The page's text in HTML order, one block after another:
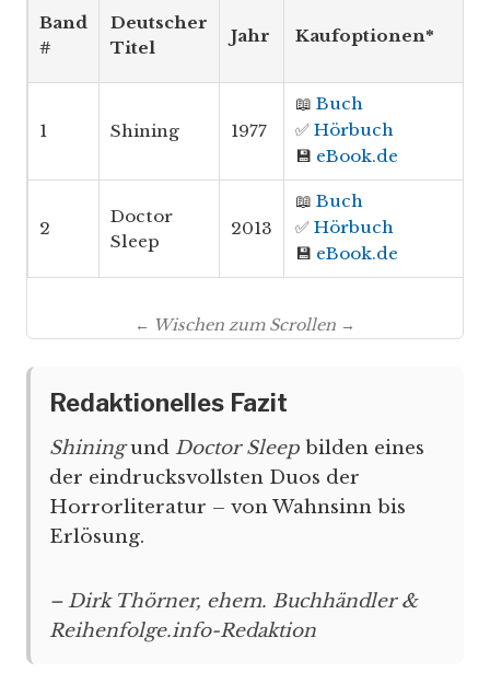
Band
#
Deutscher
Titel
Jahr Kaufoptionen*
1 Shining 1977
📖 Buch
✅ Hörbuch
💾 eBook.de
2
Doctor
Sleep
2013
📖 Buch
✅ Hörbuch
💾 eBook.de
← Wischen zum Scrollen →
Redaktionelles Fazit
Shiningund Doctor Sleep bilden eines
der eindrucksvollsten Duos der
Horrorliteratur – von Wahnsinn bis
Erlösung.
– Dirk Thörner, ehem. Buchhändler &
Reihenfolge.info-Redaktion